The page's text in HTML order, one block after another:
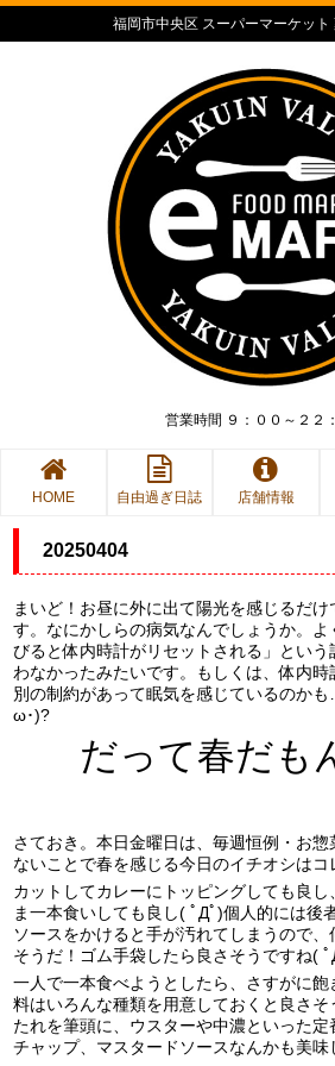
福岡市中央区 スーパーマーケット
営業時間 ９：００～２２
HOME 自由過ぎ日誌 店舗情報
20250404
まいど！お昼に外に出て陽光を感じるだけ
す。なにかしらの病気なんでしょうか。
びると体内時計がリセットされる」とい
わなかったみたいです。もしくは、体内時
別の制約があって眠気を感じているのか
ω･)?
だって春だも
さておき。本日金曜日は、毎週恒例・お
ないことで春を感じる今日のイチオシはコ
カットしてカレーにトッピングしても良し
ま一本食いしても良し( ﾟДﾟ)個人的には後
ソースをかけると手が汚れてしまうので、
そうだ！ゴム手袋したら良さそうですね( ﾟ
一人で一本食べようとしたら、さすがに
料はいろんな種類を用意しておくと良さ
たれを筆頭に、ウスターや中濃といった
チャップ、マスタードソースなんかも美味